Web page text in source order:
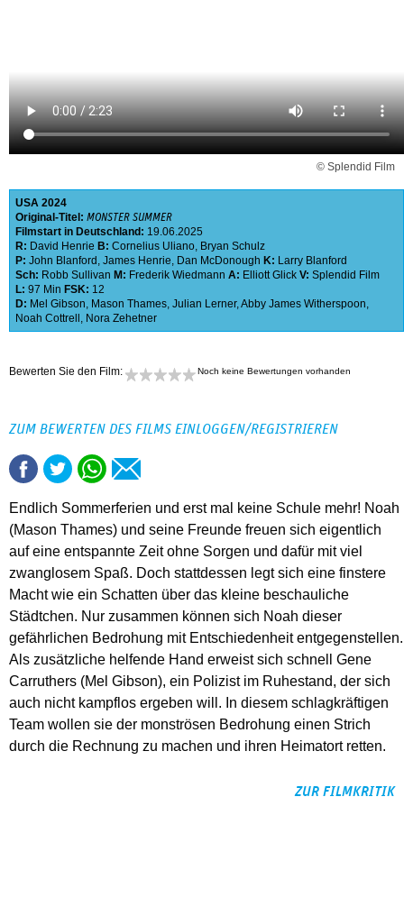
© Splendid Film
USA 2024
Original-Titel: MONSTER SUMMER
Filmstart in Deutschland: 19.06.2025
R: David Henrie B: Cornelius Uliano, Bryan Schulz
P: John Blanford , James Henrie, Dan McDonough K: Larry Blanford
Sch: Robb Sullivan M: Frederik Wiedmann A: Elliott Glick V: Splendid Film
L: 97 Min FSK: 12
D: Mel Gibson, Mason Thames, Julian Lerner,Abby James Witherspoon,
Noah Cottrell , Nora Zehetner
Bewerten Sie den Film: Noch keine Bewertungen vorhanden
ZUM BEWERTEN DES FILMS EINLOGGEN/REGISTRIEREN
Endlich Sommerferien und erst mal keine Schule mehr! Noah
(Mason Thames) und seine Freunde freuen sich eigentlich
auf eine entspannte Zeit ohne Sorgen und dafür mit viel
zwanglosem Spaß. Doch stattdessen legt sich eine finstere
Macht wie ein Schatten über das kleine beschauliche
Städtchen. Nur zusammen können sich Noah dieser
gefährlichen Bedrohung mit Entschiedenheit entgegenstellen.
Als zusätzliche helfende Hand erweist sich schnell Gene
Carruthers (Mel Gibson), ein Polizist im Ruhestand, der sich
auch nicht kampflos ergeben will. In diesem schlagkräftigen
Team wollen sie der monströsen Bedrohung einen Strich
durch die Rechnung zu machen und ihren Heimatort retten.
ZUR FILMKRITIK